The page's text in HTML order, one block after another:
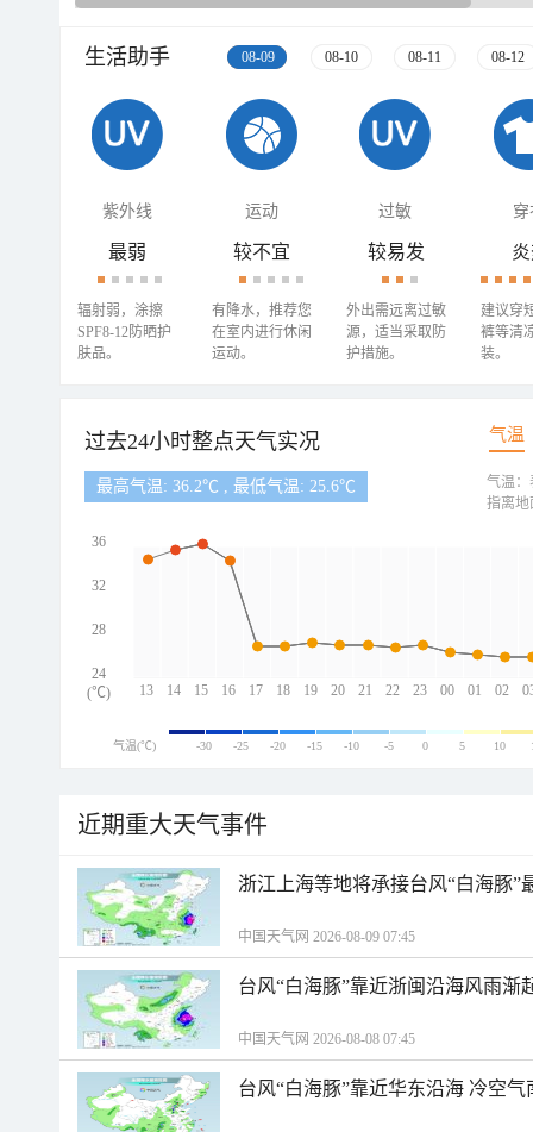
生活助手 08-09 08-10 08-11 08-12
紫外线 运动 过敏 穿
最弱
辐射弱，涂擦
SPF8-12防晒护
肤品。
较不宜
有降水，推荐您
在室内进行休闲
运动。
较易发
外出需远离过敏
源，适当采取防
护措施。
建议穿
裤等清
装。
过去24小时整点天气实况 气温
最高气温: 36.2℃ , 最低气温: 25.6℃
13 14 15 16 17 18 19 20 21 22 23 00 01 02
36
32
28
24
(℃)
气温：
指离地
气温(℃) -30 -25 -20 -15 -10 -5 0 5 10
近期重大天气事件
浙江上海等地将承接台风“白海豚”
中国天气网 2026-08-09 07:45
台风“白海豚”靠近浙闽沿海风雨渐
中国天气网 2026-08-08 07:45
台风“白海豚”靠近华东沿海 冷空